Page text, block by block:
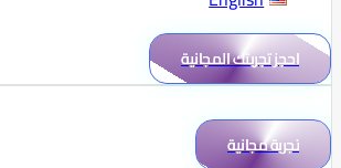
احجز تجربتك المجانية
تجربة مجانية